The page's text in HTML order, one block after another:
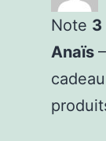
Note 3
Anaïs –